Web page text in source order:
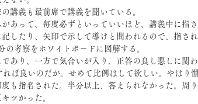
講義も最前席で講義を聞いている。
あって、毎度必ずといっていいほど、講義中に指さ
したり、矢印で示して導けと問われるので、指さ
の考察をホワイトボードに図解する。
であり、一方で気合いが入り、正答の良し悪しに関
れば良いのだが。せめて比例はして欲しい。やはり
も指名された。半分以上、答えられなかった。周
ツかった。